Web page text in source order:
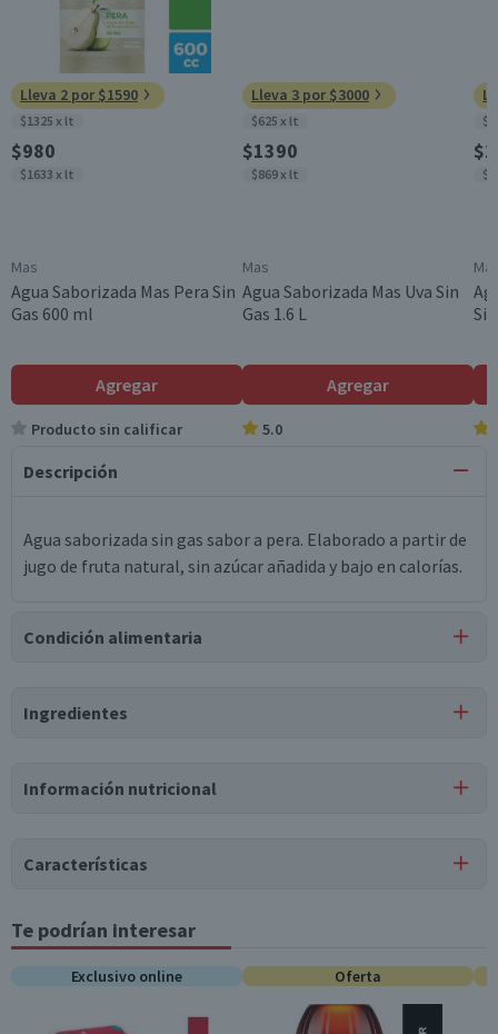
Lleva 2 por $1590
$1325 x lt
$980
$1633 x lt
Mas
Agua Saborizada Mas Pera Sin
Gas 600 ml
Agregar
Producto sin calificar
Lleva 3 por $3000
$625 x lt
$1390
$869 x lt
Mas
Agua Saborizada Mas Uva Sin
Gas 1.6 L
Agregar
5.0
Descripción
Agua saborizada sin gas sabor a pera. Elaborado a partir de
jugo de fruta natural, sin azúcar añadida y bajo en calorías.
Condición alimentaria
Ingredientes
sorbato de potasio, citrato de sodio, benzoato de sodio,
Información nutricional
Tabla nutricional
medios
0
Características
Tipo de Producto
Aguas Saborizadas
Pack-Unitario
Te podrían interesar
Exclusivo online Oferta